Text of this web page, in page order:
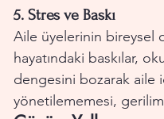
5. Stres ve Baskı
Aile üyelerinin bireysel
hayatındaki baskılar,
dengesini bozarak aile
yönetilememesi,